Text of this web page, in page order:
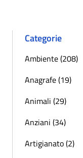
Categorie
Ambiente (208)
Anagrafe (19)
Animali (29)
Anziani (34)
Artigianato (2)